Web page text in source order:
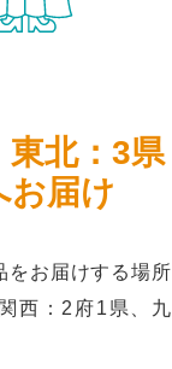
東北：3県
お届け
をお届けする場所
西：2府1県、九